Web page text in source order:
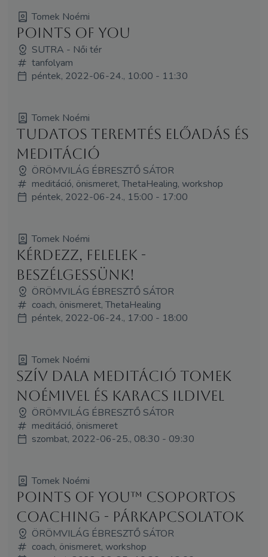
Tomek Noémi
Points Of You
SUTRA - Női tér
tanfolyam
péntek, 2022-06-24., 10:00 - 11:30
Tomek Noémi
Tudatos teremtés előadás és
meditáció
ÖRÖMVILÁG ÉBRESZTŐ SÁTOR
meditáció, önismeret, ThetaHealing, workshop
péntek, 2022-06-24., 15:00 - 17:00
Tomek Noémi
Kérdezz, felelek -
Beszélgessünk!
ÖRÖMVILÁG ÉBRESZTŐ SÁTOR
coach, önismeret, ThetaHealing
péntek, 2022-06-24., 17:00 - 18:00
Tomek Noémi
Szív dala meditáció Tomek
Noémivel és Karacs Ildivel
ÖRÖMVILÁG ÉBRESZTŐ SÁTOR
meditáció, önismeret
szombat, 2022-06-25., 08:30 - 09:30
Tomek Noémi
Points of You™ csoportos
coaching - Párkapcsolatok
ÖRÖMVILÁG ÉBRESZTŐ SÁTOR
coach, önismeret, workshop